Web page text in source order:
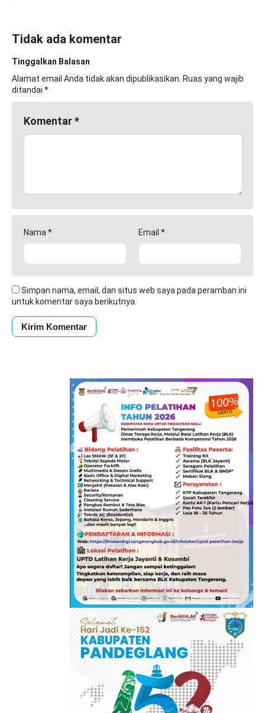
Tidak ada komentar
Tinggalkan Balasan
Alamat email Anda tidak akan dipublikasikan. Ruas yang wajib
ditandai *
Komentar*
Nama* Email *
Simpan nama, email, dan situs web saya pada peramban ini
untuk komentar saya berikutnya.